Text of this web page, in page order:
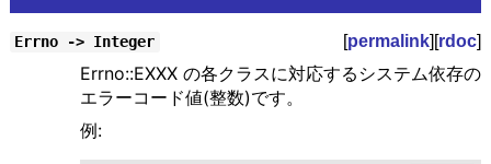
Errno -> Integer [permalink][rdoc]
Errno::EXXX の各クラスに対応するシステム依存の
エラーコード値(整数)です。
例: